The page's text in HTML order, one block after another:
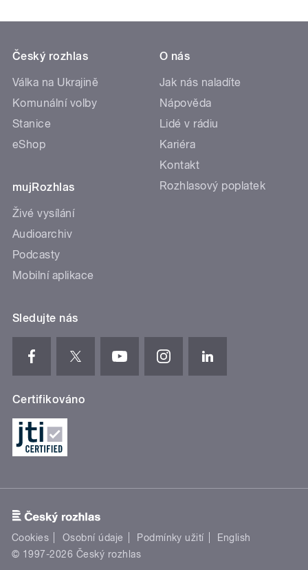
Český rozhlas
Válka na Ukrajině
Komunální volby
Stanice
eShop
mujRozhlas
Živé vysílání
Audioarchiv
Podcasty
Mobilní aplikace
O nás
Jak nás naladíte
Nápověda
Lidé v rádiu
Kariéra
Kontakt
Rozhlasový poplatek
Sledujte nás
Certifikováno
Cookies Osobní údaje Podmínky užití
English
© 1997-2026 Český rozhlas